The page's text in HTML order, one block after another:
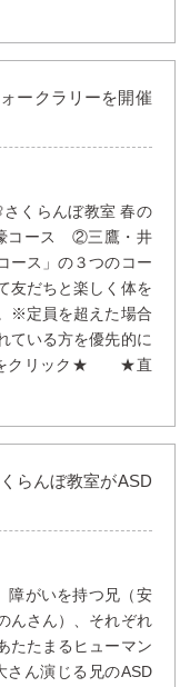
ークラリーを開催
さくらんぼ教室 春の
コース ②三鷹・井
ス」の３つのコー
友だちと楽しく体を
※定員を超えた場合
ている方を優先的に
をクリック★ ★直
らんぼ教室がASD
障がいを持つ兄（安
んさん）、それぞれ
たたまるヒューマン
さん演じる兄のASD